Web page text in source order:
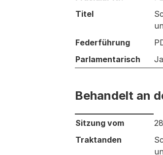
Titel
Federführung
Parlamentarisch
Ja
Behandelt an
Behandelt an den
Sitzung vom
Traktanden